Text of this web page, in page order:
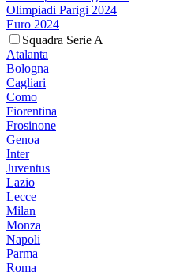
Olimpiadi Parigi 2024
Euro 2024
Squadra Serie A
Atalanta
Bologna
Cagliari
Como
Fiorentina
Frosinone
Genoa
Inter
Juventus
Lazio
Lecce
Milan
Monza
Napoli
Parma
Roma